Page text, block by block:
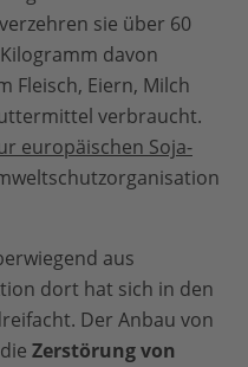
sie über 60
davon
Fleisch, Eiern, Milch
verbraucht.
europäischen Soja-
aus
dort hat sich in den
Der Anbau von
Zerstörung von